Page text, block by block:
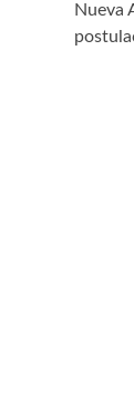
Nueva